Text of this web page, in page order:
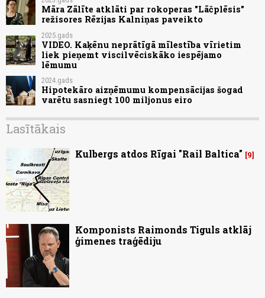
Māra Zālīte atklāti par rokoperas "Lāčplēsis"
režisores Rēzijas Kalniņas paveikto
2025.gads
VIDEO. Kaķēnu neprātīgā mīlestība vīrietim
liek pieņemt viscilvēciskāko iespējamo
lēmumu
2024.gads
Hipotekāro aizņēmumu kompensācijas šogad
varētu sasniegt 100 miljonus eiro
Lasītākais
Kulbergs atdos Rīgai "Rail Baltica" 9
Komponists Raimonds Tiguls atklāj
ģimenes traģēdiju